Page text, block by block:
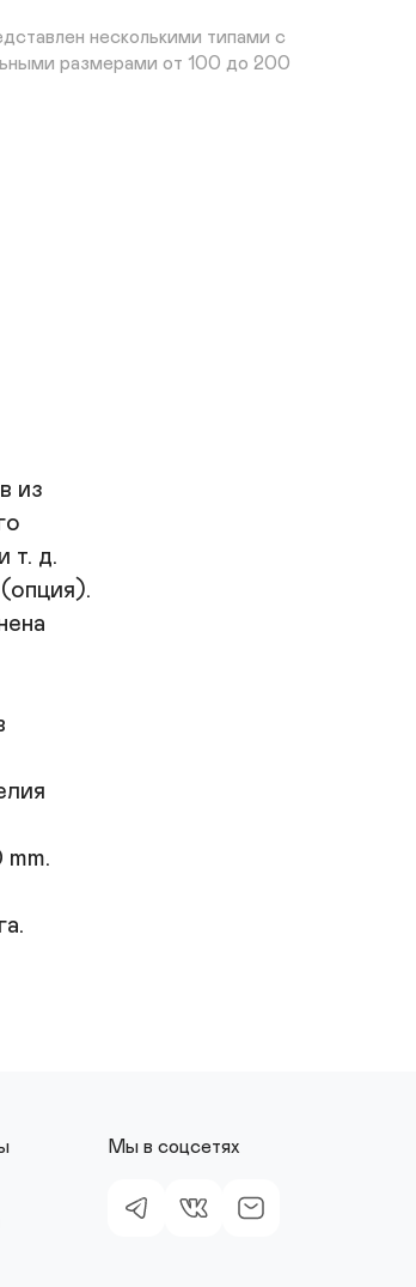
несколькими типами с
размерами от 100 до 200
из
т. д.
Мы в соцсетях